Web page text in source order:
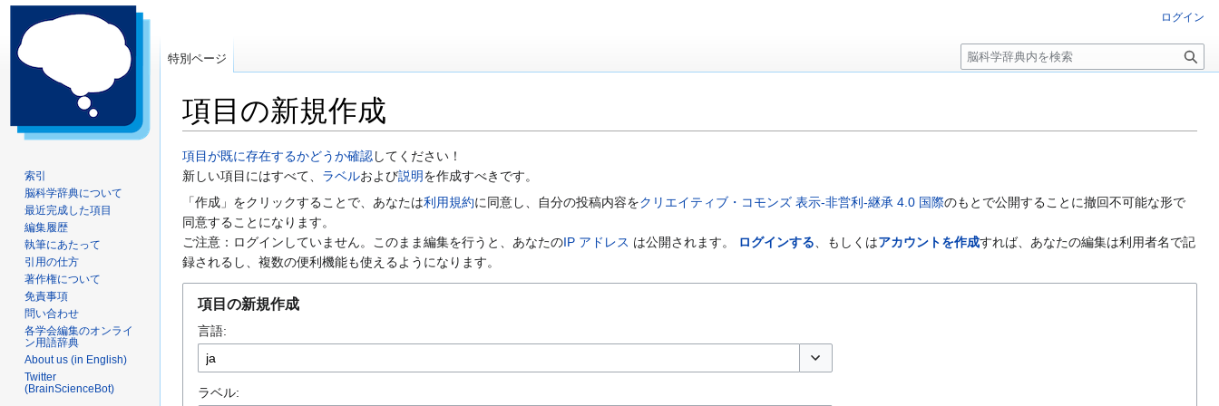
項目の新規作成
ナ
ビ
ゲ
ー
シ
ョ
検
索
に
移
動
項目が既に存在するかどうか確認してください！
新しい項目にはすべて、 ラベルおよび説明を作成すべきです。
「作成」をクリックすることで、あなたは利用規約に同意し、自分の投稿内容をクリエイティブ・コモンズ 表示-非営利-継承 4.0 国際のもとで公開することに撤回不可能な形で
同意することになります。
ご注意：ログインしていません。このまま編集を行うと、あなたのIP アドレス は公開されます。 ログインする、もしくはアカウントを作成すれば、あなたの編集は利用者名で記
録されるし、複数の便利機能も使えるようになります。
項目の新規作成
言語:
ラベル:
ログイン
特別ページ
検
索
索引
脳科学辞典について
最近完成した項目
編集履歴
執筆にあたって
引用の仕方
著作権について
免責事項
問い合わせ
各学会編集のオンライ
ン用語辞典
About us (in English)
Twitter
(BrainScienceBot)